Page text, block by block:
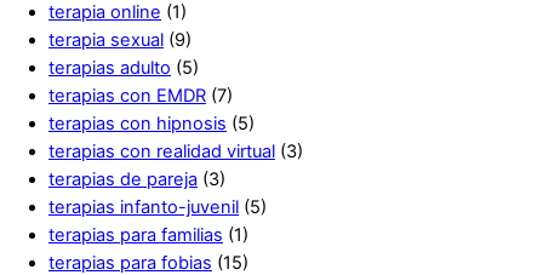
terapia online (1)
terapia sexual (9)
terapias adulto (5)
terapias con EMDR (7)
terapias con hipnosis (5)
terapias con realidad virtual (3)
terapias de pareja (3)
terapias infanto-juvenil (5)
terapias para familias (1)
terapias para fobias (15)